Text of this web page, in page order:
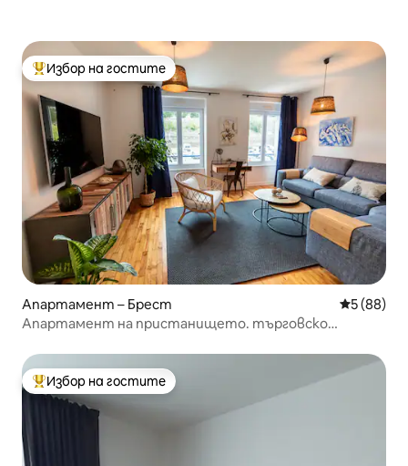
Най-популярен избор на гостите
Избор на гостите
Апартамент – Брест Средна
5 (88)
Апартамент на пристанището. търговско
Най-популярен избор на гостите
Избор на гостите